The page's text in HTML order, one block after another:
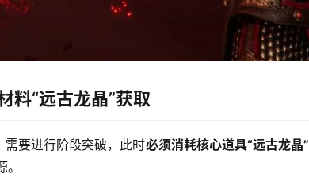
料“远古龙晶”获取
要进行阶段突破，此时必须消耗核心道具“远古龙晶”